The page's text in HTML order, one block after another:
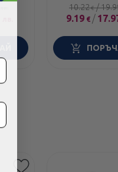
10.22€ /
9.19 € /